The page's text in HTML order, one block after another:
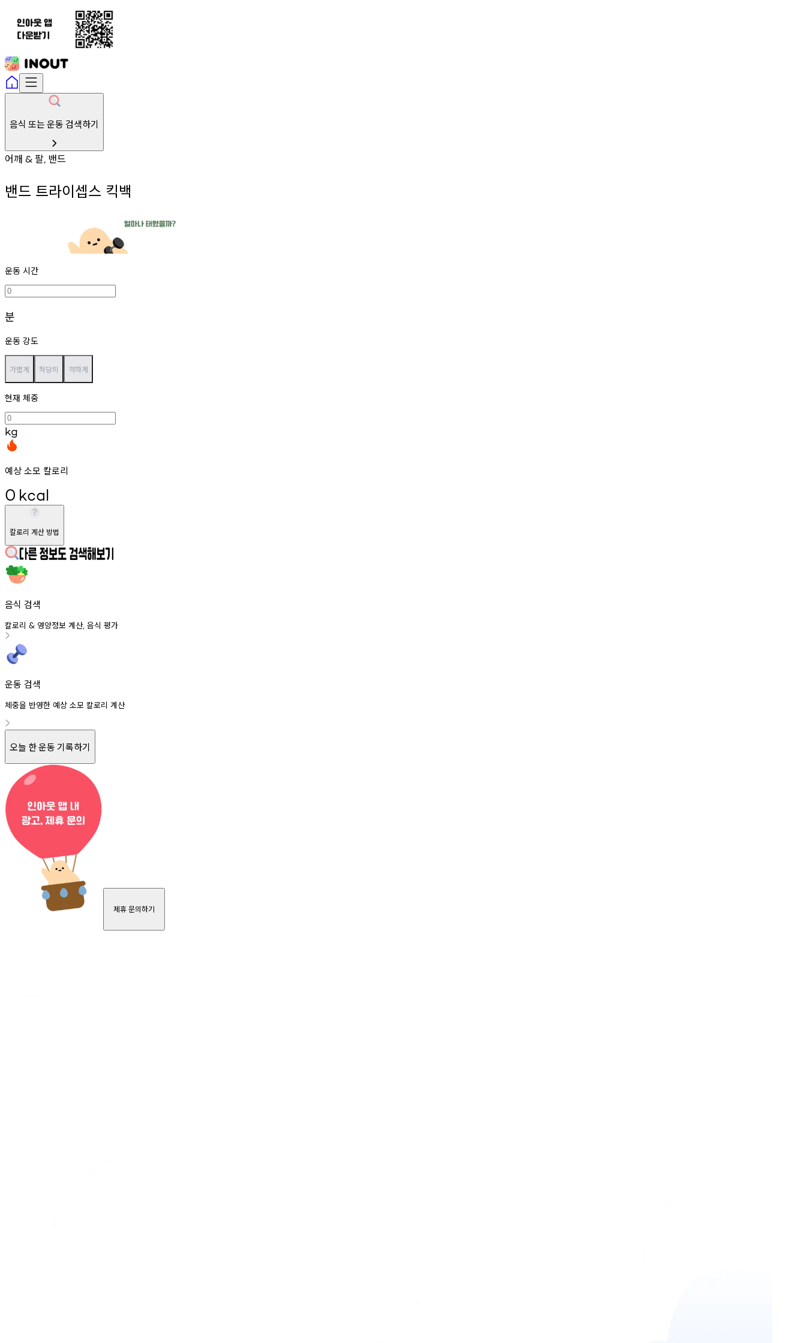
음식 또는 운동 검색하기
어깨 & 팔, 밴드
밴드 트라이셉스 킥백
운동 시간
분
운동 강도
가볍게 적당히 격하게
현재 체중
kg
예상 소모 칼로리
0 kcal
칼로리 계산 방법
음식 검색
칼로리 & 영양정보 계산, 음식 평가
운동 검색
체중을 반영한 예상 소모 칼로리 계산
오늘 한 운동 기록하기
제휴 문의하기